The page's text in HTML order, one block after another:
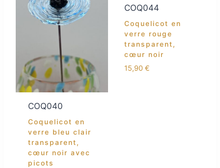
COQ040
Coquelicot en
verre bleu clair
transparent,
cœur noir avec
picots
COQ044
Coquelicot en
verre rouge
transparent,
cœur noir
15,90 €